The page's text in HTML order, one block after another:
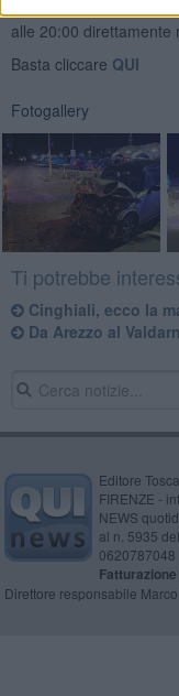
alle 20:00 direttamente
Basta cliccare QUI
Fotogallery
Ti potrebbe
Cinghiali, ecco la
Da Arezzo al
Editore
FIRENZE -
NEWS
al n. 5935
0620787048
Direttore responsabile